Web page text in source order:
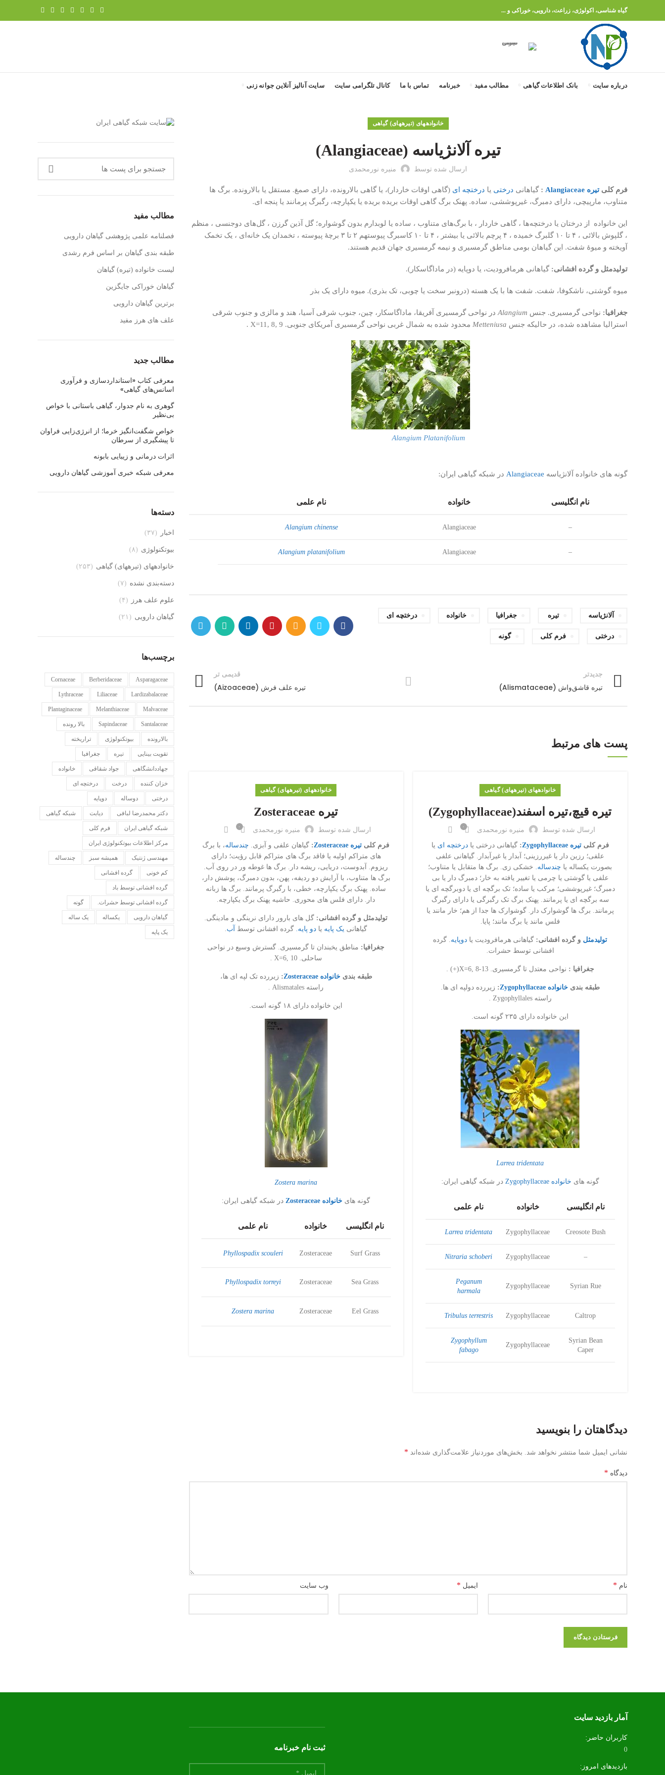
گیاه شناسی، اکولوژی، زراعت، دارویی، خوراکی و ...
درباره سایت بانک اطلاعات گیاهی مطالب مفید خبرنامه تماس با ما کانال تلگرامی سایت سایت آنالیز آنلاین جوانه زنی
خانواده‎های (تیره‎های) گیاهی
تیره آلانژیاسه (Alangiaceae)
ارسال شده توسط منیره نورمحمدی
فرم کلی تیره Alangiaceae : گیاهانی درختی یا درختچه ای (گاهی اوقات خاردار)، یا گاهی بالارونده، دارای صمغ. مستقل یا بالارونده. برگ ها
متناوب، مارپیچی، دارای دمبرگ، غیرپوششی، ساده. پهنک برگ گاهی اوقات بریده بریده یا یکپارچه، رگبرگ پرمانند یا پنجه ای.
این خانواده از درختان یا درختچه‌ها ، گاهی خاردار ، با برگ‌های متناوب ، ساده یا لوبدارم بدون گوشواره؛ گل آذین گرزن ، گل‌های دوجنسی ، منظم
، گلپوش بالائی ، ۴ تا ۱۰ گلبرگ خمیده ، ۴ پرچم بالائی یا بیشتر ، ۴ تا ۱۰ کاسبرگ پیوستهم ۲ تا ۳ برچهٔ پیوسته ، تخمدان یک خانه‌ای ، یک تخمک
آویخته و میوهٔ شفت. این گیاهان بومی مناطق گرمسیری و نیمه گرمسیری جهان قدیم هستند.
تولیدمثل و گرده افشانی: گیاهانی هرمافرودیت، یا دوپایه (در ماداگاسکار).
میوه گوشتی، ناشکوفا، شفت. شفت ها با یک هسته (درونبر سخت یا چوبی، تک بذری). میوه دارای یک بذر
جغرافیا: نواحی گرمسیری. جنس Alangium در نواحی گرمسیری آفریقا، ماداگاسکار، چین، جنوب شرقی آسیا، هند و مالزی و جنوب شرقی
استرالیا مشاهده شده، در حالیکه جنس Metteniusa محدود شده به شمال غربی نواحی گرمسیری آمریکای جنوبی. X=11, 8, 9
.
Alangium Platanifolium
گونه های خانواده آلانژیاسه Alangiaceae در شبکه گیاهی ایران:
نام انگلیسی خانواده نام علمی
–
Alangiaceae
Alangium chinense
–
Alangiaceae
Alangium platanifolium
آلانژیاسه تیره جغرافیا خانواده درختچه ای
درختی فرم کلی گونه
جدیدتر
تیره قاشق‌واش (Alismataceae)
قدیمی تر
تیره علف فرش (Aizoaceae)
پست های مرتبط
خانواده‎های (تیره‎های) گیاهی
تیره قیچ،تیره اسفند(Zygophyllaceae)
ارسال شده توسط منیره نورمحمدی ۰
فرم کلی تیره Zygophyllaceae :گیاهانی درختی یادرختچه ای یا
علفی؛ رزین دار یا غیررزینی؛ آبدار یا غیرآبدار. گیاهانی علفی
بصورت یکساله یا چندساله. خشکی زی. برگ ها متقابل یا متناوب؛
علفی یا گوشتی یا چرمی یا تغییر یافته به خار؛ دمبرگ دار یا بی
دمبرگ؛ غیرپوششی؛ مرکب یا ساده؛ تک برگچه ای یا دوبرگچه ای یا
سه برگچه ای یا پرمانند. پهنک برگ تک رگبرگی یا دارای رگبرگ
پرمانند. برگ ها گوشوارک دار. گوشوارک ها جدا از هم؛ خار مانند یا
فلس مانند یا برگ مانند؛ پایا.
تولیدمثل و گرده افشانی: گیاهانی هرمافرودیت یا دوپایه. گرده
افشانی توسط حشرات.
جغرافیا : نواحی معتدل تا گرمسیری. X=6, 8-13(+) .
طبقه بندیخانواده Zygophyllaceae : زیررده دولپه ای ها.
راسته Zygophyllales .
این خانواده دارای ۲۳۵ گونه است.
Larrea tridentata
گونه های خانواده Zygophyllaceae در شبکه گیاهی ایران:
نام انگلیسی خانواده نام علمی
Creosote Bush
Zygophyllaceae
Larrea tridentata
–
Zygophyllaceae
Nitraria schoberi
Syrian Rue
Zygophyllaceae
Peganum
harmala
Caltrop
Zygophyllaceae
Tribulus terrestris
Syrian Bean
Caper
Zygophyllaceae
Zygophyllum
fabago
خانواده‎های (تیره‎های) گیاهی
تیره Zosteraceae
ارسال شده توسط منیره نورمحمدی ۰
فرم کلی تیره Zosteraceae : گیاهان علفی و آبزی. چندساله، با برگ
های متراکم اولیه یا فاقد برگ های متراکم قابل رؤیت؛ دارای
ریزوم. آبدوست، دریایی، ریشه دار. برگ ها غوطه ور در روی آب.
برگ ها متناوب، با آرایش دو ردیفه، پهن، بدون دمبرگ، پوشش دار،
ساده. پهنک برگ یکپارچه، خطی، با رگبرگ پرمانند. برگ ها زبانه
دار. دارای فلس های محوری. حاشیه پهنک برگ یکپارچه.
تولیدمثل و گرده افشانی: گل های بارور دارای نرینگی و مادینگی.
گیاهانی یک پایه یا دو پایه. گرده افشانی توسط آب.
جغرافیا: مناطق یخبندان تا گرمسیری. گسترش وسیع در نواحی
ساحلی. X=6, 10 .
طبقه بندیخانواده Zosteraceae : زیررده تک لپه ای ها،
راسته Alismatales .
این خانواده دارای ۱۸ گونه است.
Zostera marina
گونه های خانواده Zosteraceae در شبکه گیاهی ایران:
نام انگلیسی خانواده نام علمی
Surf Grass
Zosteraceae
Phyllospadix scouleri
Sea Grass
Zosteraceae
Phyllospadix torreyi
Eel Grass
Zosteraceae
Zostera marina
دیدگاهتان را بنویسید
نشانی ایمیل شما منتشر نخواهد شد. بخش‌های موردنیاز علامت‌گذاری شده‌اند *
دیدگاه *
نام * ایمیل * وب‌ سایت
مطالب مفید
فصلنامه علمی پژوهشی گیاهان دارویی
طبقه بندی گیاهان بر اساس فرم رشدی
لیست خانواده (تیره) گیاهان
گیاهان خوراکی جایگزین
برترین گیاهان دارویی
علف های هرز مفید
مطالب جدید
معرفی کتاب «استانداردسازی و فرآوری
اسانس‌های گیاهی»
گوهری به نام جدوار، گیاهی باستانی با خواص
بی‌نظیر
خواص شگفت‌انگیز خرما؛ از انرژی‌زایی فراوان
تا پیشگیری از سرطان
اثرات درمانی و زیبایی بابونه
معرفی شبکه خبری آموزشی گیاهان دارویی
دسته‌ها
اخبار (۳۷)
بیوتکنولوژی (۸)
خانواده‎های (تیره‎های) گیاهی (۲۵۳)
دسته‌بندی نشده (۷)
علوم علف هرز (۴)
گیاهان دارویی (۲۱)
برچسب‌ها
Asparagaceae
Berberidaceae
Cornaceae
Lardizabalaceae
Liliaceae
Lythraceae
Malvaceae
Melanthiaceae
Plantaginaceae
Santalaceae
Sapindaceae بالا رونده
بالارونده بیوتکنولوژی تراریخته
تقویت بینایی تیره جغرافیا
جهاددانشگاهی جواد شقاقی خانواده
خزان کننده درخت درختچه ای
درختی دوساله دوپایه
دکتر محمدرضا لبافی دیابت شبکه گیاهی
شبکه گیاهی ایران فرم کلی
مرکز اطلاعات بیوتکنولوژی ایران
مهندسی ژنتیک همیشه سبز چندساله
کم خونی گرده افشانی
گرده افشانی توسط باد
گرده افشانی توسط حشرات. گونه
گیاهان دارویی یکساله یک ساله
یک پایه
آمار بازدید سایت
کاربران حاضر:
0
بازدیدهای امروز:
ثبت نام خبرنامه